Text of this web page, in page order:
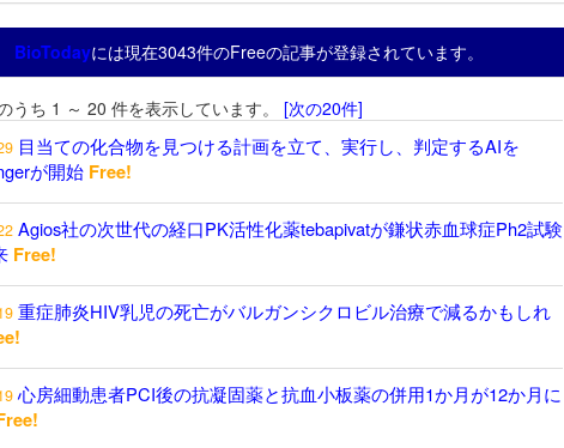
BioTodayには現在3043件のFreeの記事が登録されています。
うち 1 ～ 20 件を表示しています。 [次の20件]
目当ての化合物を見つける計画を立て、実行し、判定するAIを
が開始 Free!
Agios社の次世代の経口PK活性化薬tebapivatが鎌状赤血球症Ph2試験
Free!
重症肺炎HIV乳児の死亡がバルガンシクロビル治療で減るかもしれ
心房細動患者PCI後の抗凝固薬と抗血小板薬の併用1か月が12か月に